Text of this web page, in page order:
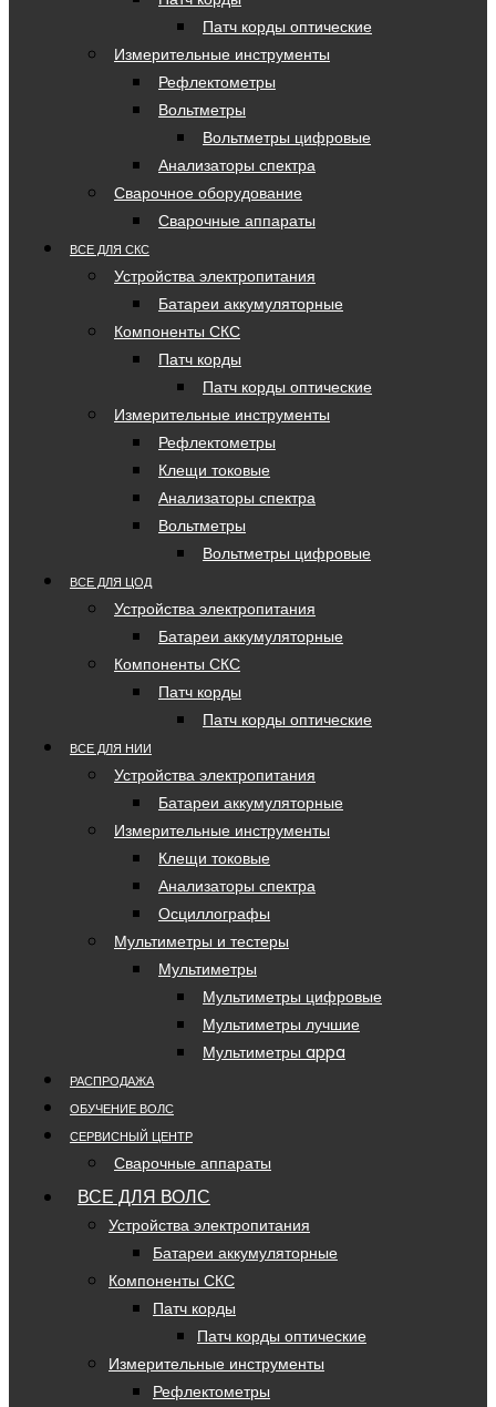
Патч корды оптические
Измерительные инструменты
Рефлектометры
Вольтметры
Вольтметры цифровые
Анализаторы спектра
Сварочное оборудование
Сварочные аппараты
ВСЕ ДЛЯ СКС
Устройства электропитания
Батареи аккумуляторные
Компоненты СКС
Патч корды
Патч корды оптические
Измерительные инструменты
Рефлектометры
Клещи токовые
Анализаторы спектра
Вольтметры
Вольтметры цифровые
ВСЕ ДЛЯ ЦОД
Устройства электропитания
Батареи аккумуляторные
Компоненты СКС
Патч корды
Патч корды оптические
ВСЕ ДЛЯ НИИ
Устройства электропитания
Батареи аккумуляторные
Измерительные инструменты
Клещи токовые
Анализаторы спектра
Осциллографы
Мультиметры и тестеры
Мультиметры
Мультиметры цифровые
Мультиметры лучшие
Мультиметры appa
РАСПРОДАЖА
ОБУЧЕНИЕ ВОЛС
СЕРВИСНЫЙ ЦЕНТР
Сварочные аппараты
ВСЕ ДЛЯ ВОЛС
Устройства электропитания
Батареи аккумуляторные
Компоненты СКС
Патч корды
Патч корды оптические
Измерительные инструменты
Рефлектометры